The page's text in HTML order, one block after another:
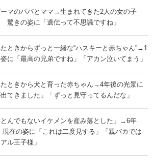
マのパパとママ→生まれてきた2人の女の子
きの姿に「遺伝って不思議ですね」
ときからずっと一緒な“ハスキーと赤ちゃん”→1
に「最高の兄弟ですね」「アカン泣いてまう」
ときから犬と育った赤ちゃん→4年後の光景に
出てきました」「ずっと見守ってるんだな」
んでもないイケメンを産み落とした」→6年
在の姿に「これは二度見する」「親バカでは
ル王子様」